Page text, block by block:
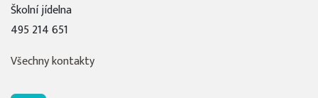
Školní jídelna
495 214 651
Všechny kontakty